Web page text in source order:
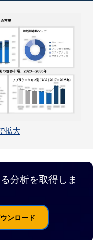
拡大
分析を取得しま
ンロード